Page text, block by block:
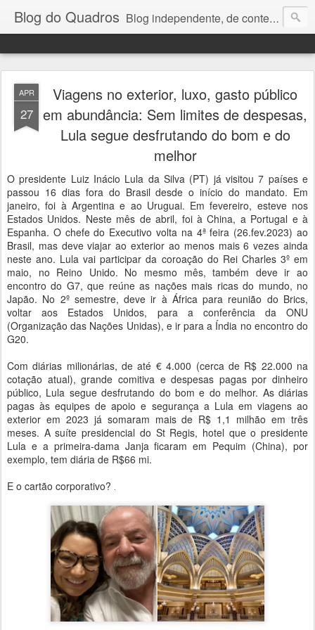
Blog do Quadros Blog independente, de conteúdo noticioso, com foco em economia, negócios, política e atualidades. e-mail do editor: chquadros2@gmail.com
APR
27
Viagens no exterior, luxo, gasto público
em abundância: Sem limites de despesas,
Lula segue desfrutando do bom e do
melhor
O presidente Luiz Inácio Lula da Silva (PT) já visitou 7 países e
passou 16 dias fora do Brasil desde o início do mandato. Em
janeiro, foi à Argentina e ao Uruguai. Em fevereiro, esteve nos
Estados Unidos. Neste mês de abril, foi à China, a Portugal e à
Espanha. O chefe do Executivo volta na 4ª feira (26.fev.2023) ao
Brasil, mas deve viajar ao exterior ao menos mais 6 vezes ainda
neste ano. Lula vai participar da coroação do Rei Charles 3º em
maio, no Reino Unido. No mesmo mês, também deve ir ao
encontro do G7, que reúne as nações mais ricas do mundo, no
Japão. No 2º semestre, deve ir à África para reunião do Brics,
voltar aos Estados Unidos, para a conferência da ONU
(Organização das Nações Unidas), e ir para a Índia no encontro do
G20.
Com diárias milionárias, de até € 4.000 (cerca de R$ 22.000 na
cotação atual), grande comitiva e despesas pagas por dinheiro
público, Lula segue desfrutando do bom e do melhor. As diárias
pagas às equipes de apoio e segurança a Lula em viagens ao
exterior em 2023 já somaram mais de R$ 1,1 milhão em três
meses. A suíte presidencial do St Regis, hotel que o presidente
Lula e a primeira-dama Janja ficaram em Pequim (China), por
exemplo, tem diária de R$66 mi.
E o cartão corporativo?